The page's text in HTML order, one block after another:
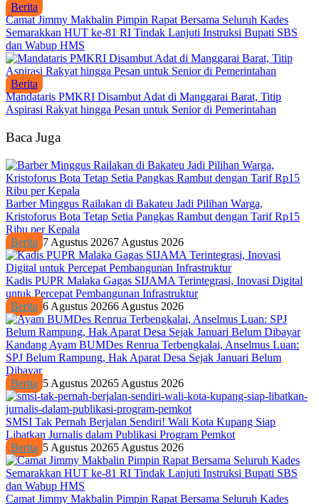
Berita
Camat Jimmy Makbalin Pimpin Rapat Bersama Seluruh Kades
Semarakkan HUT ke-81 RI Tindak Lanjuti Instruksi Bupati SBS
dan Wabup HMS
Berita
Mandataris PMKRI Disambut Adat di Manggarai Barat, Titip
Aspirasi Rakyat hingga Pesan untuk Senior di Pemerintahan
Baca Juga
Barber Minggus Railakan di Bakateu Jadi Pilihan Warga,
Kristoforus Bota Tetap Setia Pangkas Rambut dengan Tarif Rp15
Ribu per Kepala
Berita 7 Agustus 20267 Agustus 2026
Kadis PUPR Malaka Gagas SIJAMA Terintegrasi, Inovasi Digital
untuk Percepat Pembangunan Infrastruktur
Berita 6 Agustus 20266 Agustus 2026
Kandang Ayam BUMDes Renrua Terbengkalai, Anselmus Luan:
SPJ Belum Rampung, Hak Aparat Desa Sejak Januari Belum
Dibayar
Berita 5 Agustus 20265 Agustus 2026
SMSI Tak Pernah Berjalan Sendiri! Wali Kota Kupang Siap
Libatkan Jurnalis dalam Publikasi Program Pemkot
Berita 5 Agustus 20265 Agustus 2026
Camat Jimmy Makbalin Pimpin Rapat Bersama Seluruh Kades